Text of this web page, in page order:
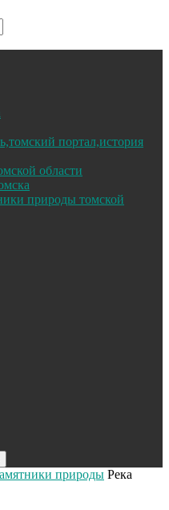
портал,история
области
природы томской
природы Река